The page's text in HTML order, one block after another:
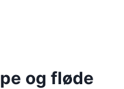
og fløde